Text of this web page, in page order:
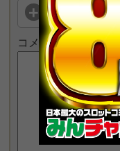
この店舗
コメント